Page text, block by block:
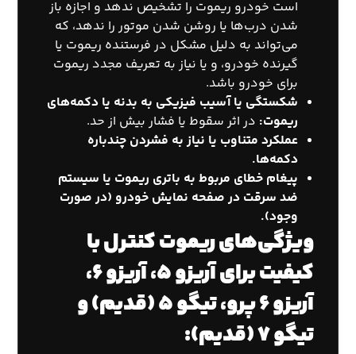
است خودرو ریموت را تشخیص ندهد و اجازه باز
شدن درب‌ها یا روشن شدن موتور را ندهد، که
می‌تواند به دلیل مشکل در فرستنده ریموت یا
گیرنده خودرو، و یا نیاز به تعریف مجدد ریموت
برای خودرو باشد.
شکستگی یا آسیب فیزیکی به بدنه یا دکمه‌های
ریموت: در اثر سقوط یا فشار بیش از حد.
عملکرد متناوب یا نیاز به فشردن چندباره
دکمه‌ها.
پیغام خطای مربوط به باتری ریموت یا سیستم
ضد سرقت در صفحه نمایش خودرو (در صورت
وجود).
ویژگی‌های ریموت کنترل با
کیفیت برای آریزو ۵، آریزو ۶،
آریزو ۶ پرو، تیگو ۵ (قدیم) و
تیگو ۷ (قدیم):